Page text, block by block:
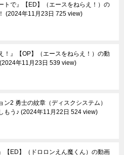
トで』【ED】（エースをねらえ！）の
2024年11月23日 725 view
！』【OP】（エースをねらえ！）の動
2024年11月23日 539 view
ン2 勇士の紋章（ディスクシステム）
もう♪ 2024年11月22日 524 view
【ED】（ドロロンえん魔くん）の動画